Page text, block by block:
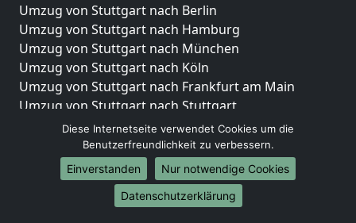
Umzug von Stuttgart nach Berlin
Umzug von Stuttgart nach Hamburg
Umzug von Stuttgart nach München
Umzug von Stuttgart nach Köln
Umzug von Stuttgart nach Frankfurt am Main
Umzug von Stuttgart nach Stuttgart
Umzug von Stuttgart nach Düsseldorf
Umzug von Stuttgart nach Leipzig
Umzug von Stuttgart nach Dortmund
Umzug von Stuttgart nach Essen
Umzug von Stuttgart nach Bremen
Diese Internetseite verwendet Cookies um die
Benutzerfreundlichkeit zu verbessern.
Einverstanden
Nur notwendige Cookies
Datenschutzerklärung